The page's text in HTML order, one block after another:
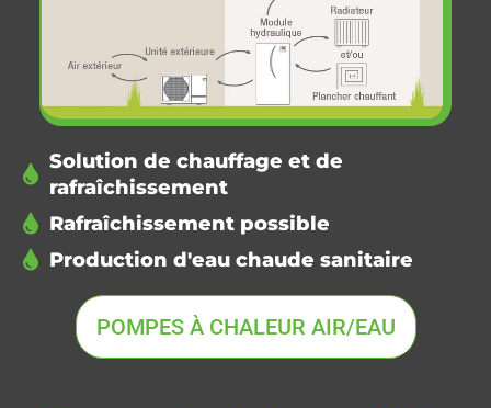
Solution de chauffage et de
rafraîchissement
Rafraîchissement possible
Production d'eau chaude sanitaire
POMPES À CHALEUR AIR/EAU